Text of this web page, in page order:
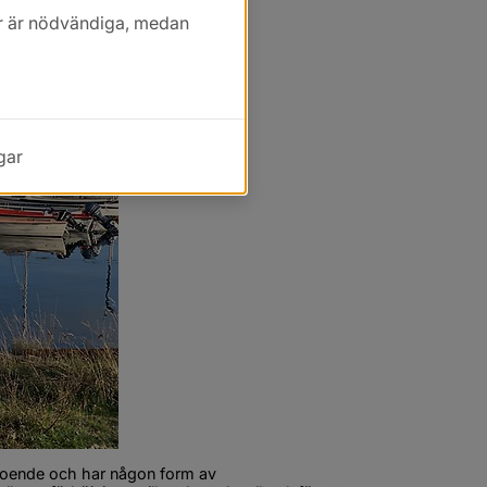
och har någon form av
nödvändiga, medan